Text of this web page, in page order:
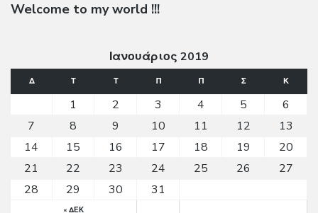
Welcome to my world !!!
Ιανουάριος 2019
Δ Τ Τ Π Π Σ Κ
« ΔΕΚ
1 2 3 4 5
6
7
8 9 10 11 12
13
14
15 16 17 18 19
20
21
22 23 24 25 26
27
28
29 30 31